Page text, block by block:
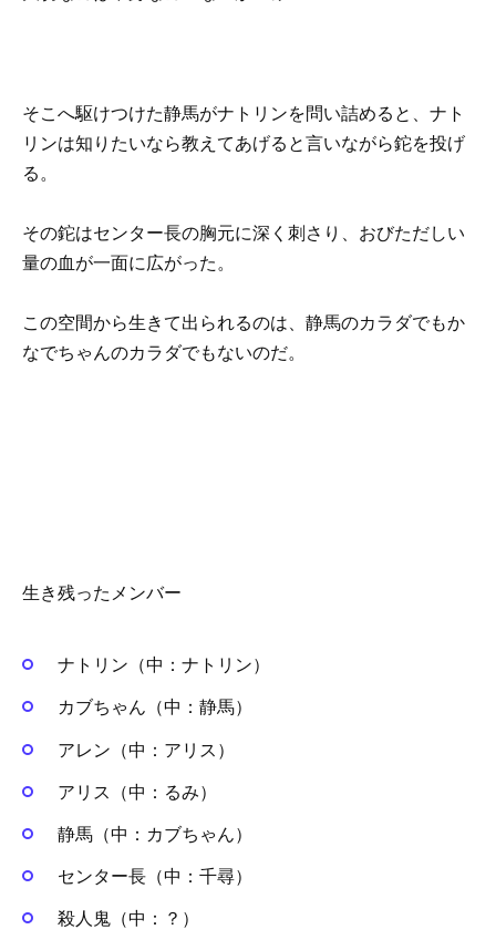
そこへ駆けつけた静馬がナトリンを問い詰めると、ナト
リンは知りたいなら教えてあげると言いながら鉈を投げ
る。
その鉈はセンター長の胸元に深く刺さり、おびただしい
量の血が一面に広がった。
この空間から生きて出られるのは、静馬のカラダでもか
なでちゃんのカラダでもないのだ。
生き残ったメンバー
ナトリン（中：ナトリン）
カブちゃん（中：静馬）
アレン（中：アリス）
アリス（中：るみ）
静馬（中：カブちゃん）
センター長（中：千尋）
殺人鬼（中：？）